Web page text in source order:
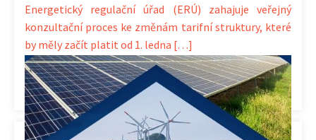
Energetický regulační úřad (ERÚ) zahajuje veřejný
konzultační proces ke změnám tarifní struktury, které
by měly začít platit od 1. ledna […]
Kategorie:
Aktuálně,Energetika